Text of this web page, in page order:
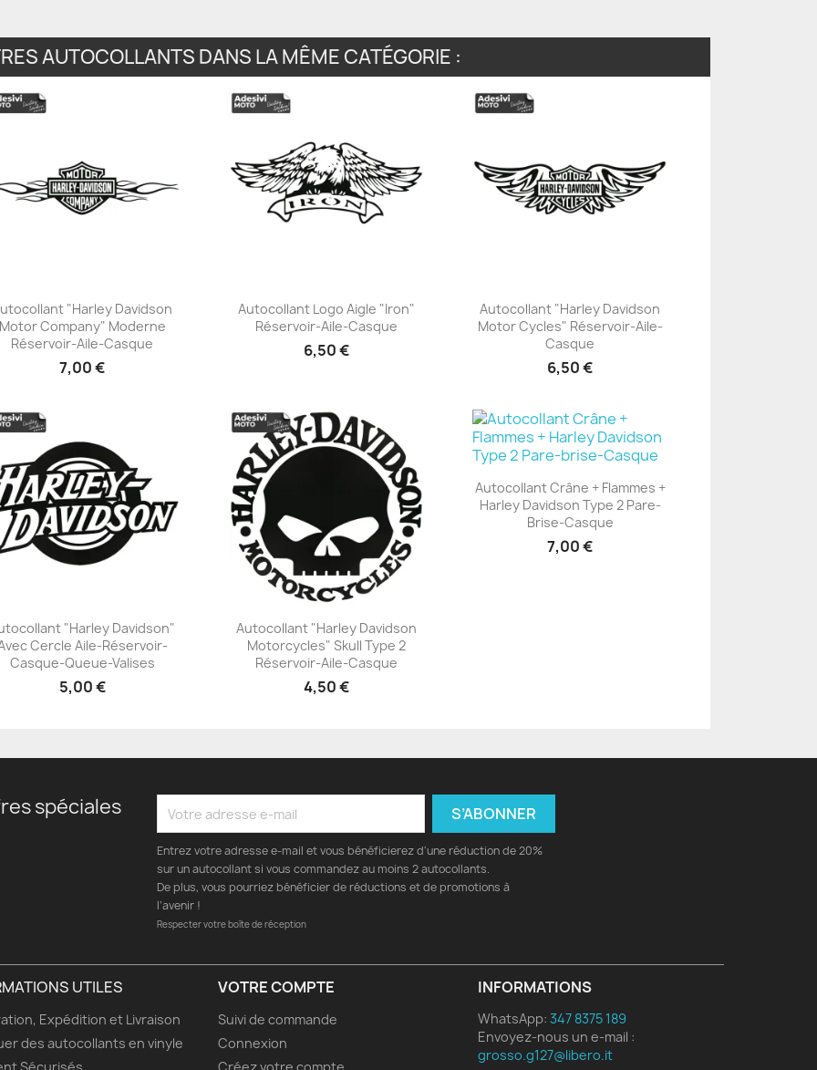
AUTOCOLLANTS DANS LA MÊME CATÉGORIE :
+23
"Harley Davidson
Company" Moderne
Réservoir-Aile-Casque
7,00 €
+23
Autocollant Logo Aigle "Iron"
Réservoir-Aile-Casque
6,50 €
+23
Autocollant "Harley Davidson
Motor Cycles" Réservoir-Aile-
Casque
6,50 €
+23
"Harley Davidson"
Cercle Aile-Réservoir-
Casque-Queue-Valises
5,00 €
+23
Autocollant "Harley Davidson
Motorcycles" Skull Type 2
Réservoir-Aile-Casque
4,50 €
+23
Autocollant Crâne + Flammes +
Harley Davidson Type 2 Pare-
Brise-Casque
7,00 €
spéciales
Entrez votre adresse e-mail et vous bénéficierez d'une réduction de 20%
sur un autocollant si vous commandez au moins 2 autocollants.
De plus, vous pourriez bénéficier de réductions et de promotions à
l’avenir !
Respecter votre boîte de réception
UTILES
Expédition et Livraison
des autocollants en vinyle
VOTRE COMPTE
Suivi de commande
Connexion
INFORMATIONS
WhatsApp: 347 8375 189
Envoyez-nous un e-mail :
grosso.g127@libero.it